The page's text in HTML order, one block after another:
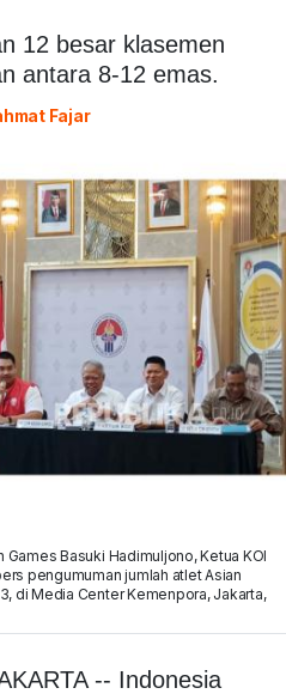
12 besar klasemen
antara 8-12 emas.
Fajar
Basuki Hadimuljono, Ketua KOI
pengumuman jumlah atlet Asian
di Media Center Kemenpora, Jakarta,
-- Indonesia